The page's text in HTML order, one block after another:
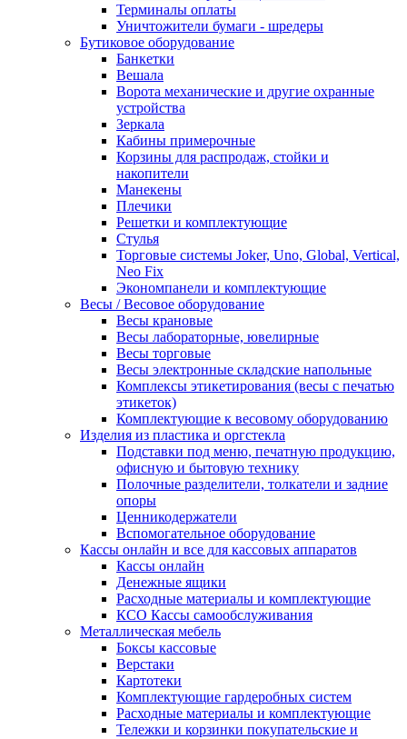
Терминалы оплаты
Уничтожители бумаги - шредеры
Бутиковое оборудование
Банкетки
Вешала
Ворота механические и другие охранные
устройства
Зеркала
Кабины примерочные
Корзины для распродаж, стойки и
накопители
Манекены
Плечики
Решетки и комплектующие
Стулья
Торговые системы Joker, Uno, Global, Vertical,
Neo Fix
Экономпанели и комплектующие
Весы / Весовое оборудование
Весы крановые
Весы лабораторные, ювелирные
Весы торговые
Весы электронные складские напольные
Комплексы этикетирования (весы с печатью
этикеток)
Комплектующие к весовому оборудованию
Изделия из пластика и оргстекла
Подставки под меню, печатную продукцию,
офисную и бытовую технику
Полочные разделители, толкатели и задние
опоры
Ценникодержатели
Вспомогательное оборудование
Кассы онлайн и все для кассовых аппаратов
Кассы онлайн
Денежные ящики
Расходные материалы и комплектующие
КСО Кассы самообслуживания
Металлическая мебель
Боксы кассовые
Верстаки
Картотеки
Комплектующие гардеробных систем
Расходные материалы и комплектующие
Тележки и корзинки покупательские и